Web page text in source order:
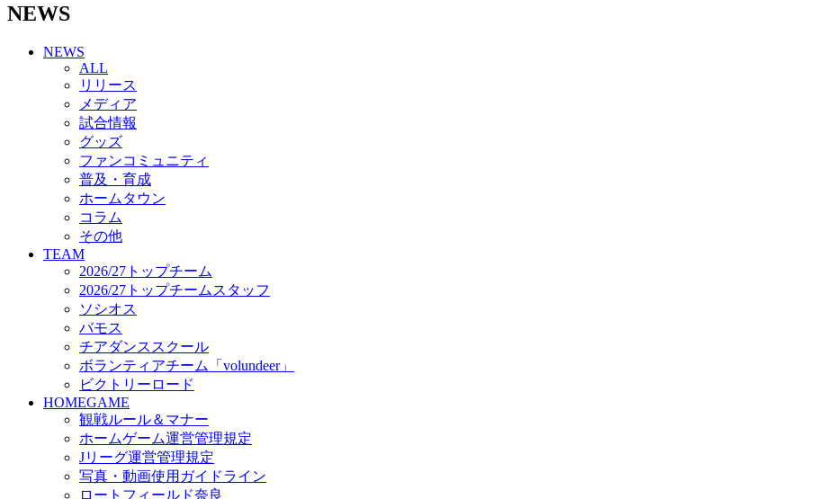
バモス
チアダンススクール
ボランティアチーム「volundeer」
ビクトリーロード
HOMEGAME
観戦ルール＆マナー
ホームゲーム運営管理規定
Jリーグ運営管理規定
写真・動画使用ガイドライン
ロートフィールド奈良
SCHEDULE
2026/27
練習見学時のファンサービスについて
TICKET
奈良クラブ明治安田J3リーグ2026/27シーズン試合観戦チケット
奈良クラブ明治安田Ｊ3リーグ 2026/27シーズン「鹿パス」
観戦ルール＆マナー
FANCOMMUNITY
2026/27ファンコミュニティ
サポートショップ
GOODS
オフィシャルストア（実店舗）
オンラインストア
ACADEMY
アカデミーについて
NEWS
NEWS
ALL
リリース
メディア
試合情報
グッズ
ファンコミュニティ
普及・育成
ホームタウン
コラム
その他
TEAM
2026/27トップチーム
2026/27トップチームスタッフ
ソシオス
バモス
チアダンススクール
ボランティアチーム「volundeer」
ビクトリーロード
HOMEGAME
観戦ルール＆マナー
ホームゲーム運営管理規定
Jリーグ運営管理規定
写真・動画使用ガイドライン
ロートフィールド奈良